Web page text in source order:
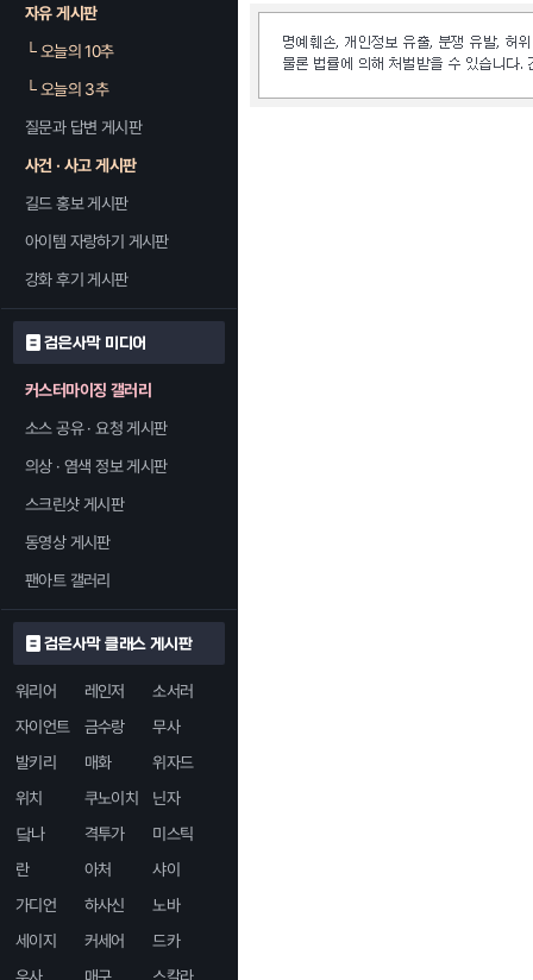
자유 게시판
└오늘의 10추
└오늘의 3추
질문과 답변 게시판
사건 · 사고 게시판
길드 홍보 게시판
아이템 자랑하기 게시판
강화 후기 게시판
검은사막 미디어
커스터마이징 갤러리
소스 공유 · 요청 게시판
의상 · 염색 정보 게시판
스크린샷 게시판
동영상 게시판
팬아트 갤러리
검은사막 클래스 게시판
워리어 레인저
소서러
자이언트
금수랑
무사
발키리
매화
위자드
위치
쿠노이치
닌자
닼나
격투가
미스틱
란
아처
샤이
가디언
하사신
노바
세이지
커세어
드카